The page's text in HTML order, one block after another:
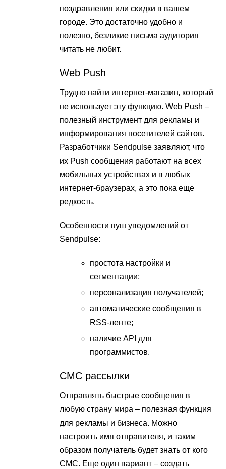
поздравления или скидки в вашем
городе. Это достаточно удобно и
полезно, безликие письма аудитория
читать не любит.
Web Push
Трудно найти интернет-магазин, который
не использует эту функцию. Web Push –
полезный инструмент для рекламы и
информирования посетителей сайтов.
Разработчики Sendpulse заявляют, что
их Push сообщения работают на всех
мобильных устройствах и в любых
интернет-браузерах, а это пока еще
редкость.
Особенности пуш уведомлений от
Sendpulse:
простота настройки и
сегментации;
персонализация получателей;
автоматические сообщения в
RSS-ленте;
наличие API для
программистов.
СМС рассылки
Отправлять быстрые сообщения в
любую страну мира – полезная функция
для рекламы и бизнеса. Можно
настроить имя отправителя, и таким
образом получатель будет знать от кого
СМС. Еще один вариант – создать